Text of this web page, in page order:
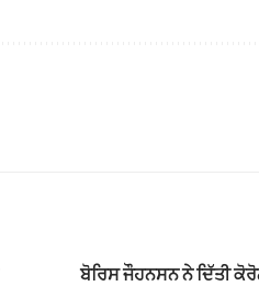
ਬੋਰਿਸ ਜੌਹਨਸਨ ਨੇ ਦਿੱਤੀ